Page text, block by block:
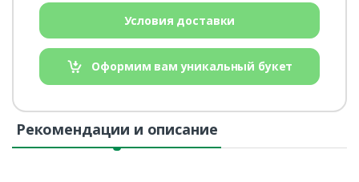
Условия доставки
Оформим вам уникальный букет
Рекомендации и описание